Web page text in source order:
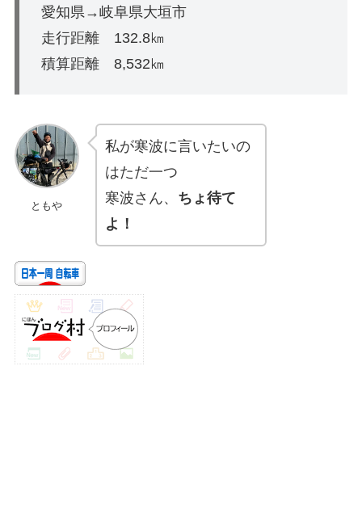
愛知県→岐阜県大垣市
走行距離 132.8㎞
積算距離 8,532㎞
ともや
私が寒波に言いたいの
はただ一つ
寒波さん、 ちょ待て
よ！